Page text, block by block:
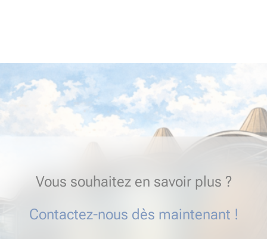
Vous souhaitez en savoir plus ?
Contactez-nous dès maintenant !